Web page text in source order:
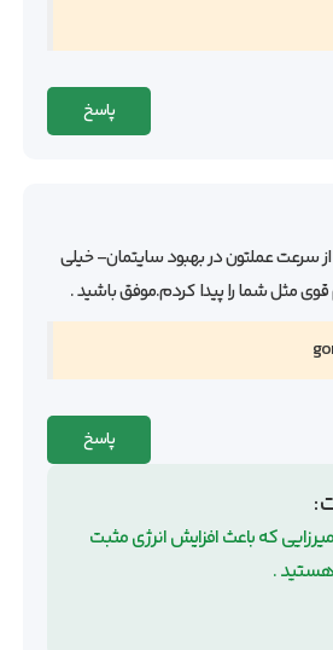
پاسخ
سرعت عملتون در بهبود سایتمان- خیلی
مثل شما را پیدا کردم.موفق باشید .
پاسخ
که باعث افزایش انرژی مثبت
.